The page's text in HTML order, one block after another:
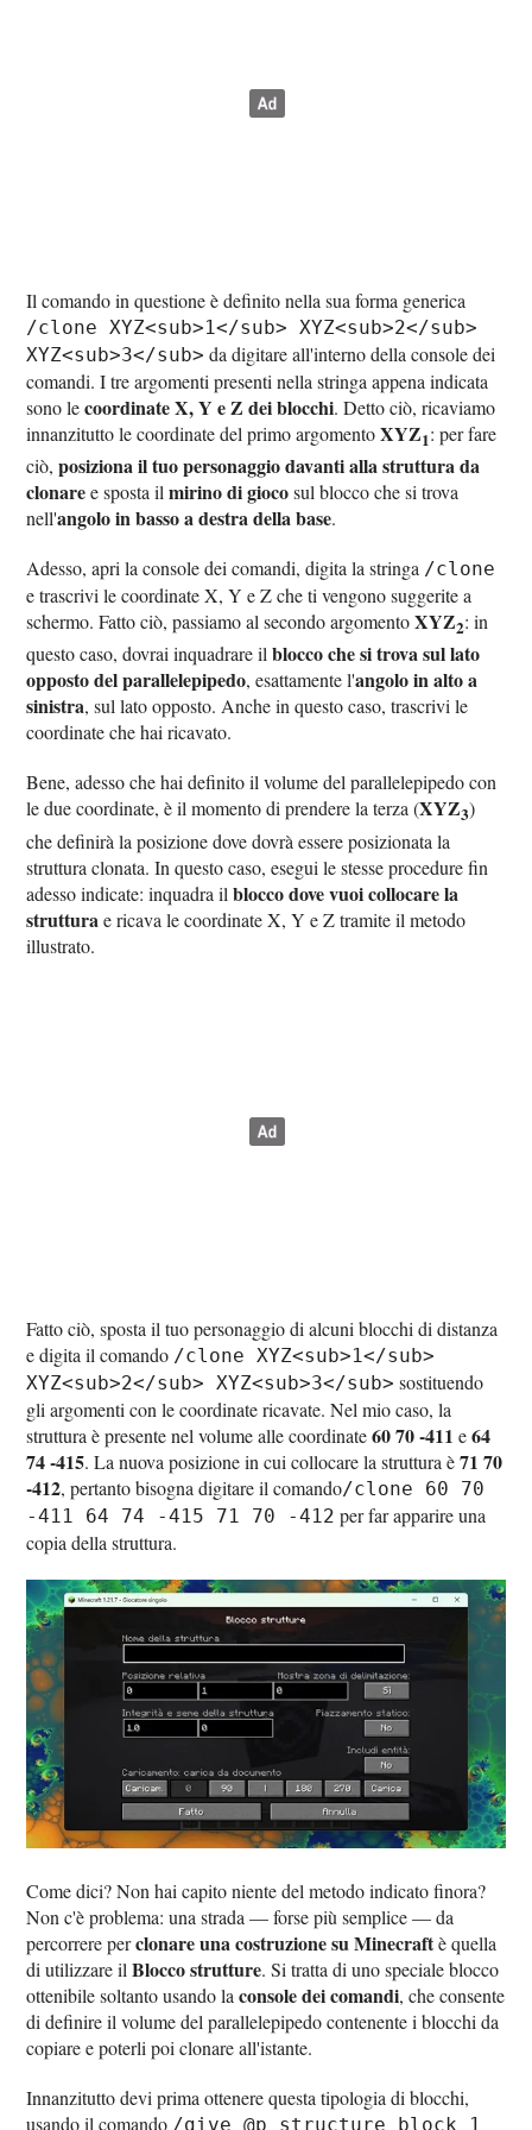
Il comando in questione è definito nella sua forma generica
/clone XYZ<sub>1</sub> XYZ<sub>2</sub>
XYZ<sub>3</sub> da digitare all'interno della console dei
comandi. I tre argomenti presenti nella stringa appena indicata
sono lecoordinate X, Y e Z dei blocchi. Detto ciò, ricaviamo
innanzitutto le coordinate del primo argomentoXYZ1: per fare
ciò,posiziona il tuo personaggio davanti alla struttura da
clonaree sposta ilmirino di giocosul blocco che si trova
nell'angolo in basso a destra della base.
Adesso, apri la console dei comandi, digita la stringa /clone
e trascrivi le coordinate X, Y e Z che ti vengono suggerite a
schermo. Fatto ciò, passiamo al secondo argomentoXYZ2: in
questo caso, dovrai inquadrare ilblocco che si trova sul lato
opposto del parallelepipedo, esattamente l'angolo in alto a
sinistra, sul lato opposto. Anche in questo caso, trascrivi le
coordinate che hai ricavato.
Bene, adesso che hai definito il volume del parallelepipedo con
le due coordinate, è il momento di prendere la terza (XYZ3)
che definirà la posizione dove dovrà essere posizionata la
struttura clonata. In questo caso, esegui le stesse procedure fin
adesso indicate: inquadra ilblocco dove vuoi collocare la
strutturae ricava le coordinate X, Y e Z tramite il metodo
illustrato.
Fatto ciò, sposta il tuo personaggio di alcuni blocchi di distanza
e digita il comando /clone XYZ<sub>1</sub>
XYZ<sub>2</sub> XYZ<sub>3</sub> sostituendo
gli argomenti con le coordinate ricavate. Nel mio caso, la
struttura è presente nel volume alle coordinate60 70 -411 e64
74 -415. La nuova posizione in cui collocare la struttura è71 70
-412, pertanto bisogna digitare il comando/clone 60 70
-411 64 74 -415 71 70 -412 per far apparire una
copia della struttura.
Come dici? Non hai capito niente del metodo indicato finora?
Non c'è problema: una strada — forse più semplice — da
percorrere perclonare una costruzione su Minecraftè quella
di utilizzare ilBlocco strutture. Si tratta di uno speciale blocco
ottenibile soltanto usando laconsole dei comandi, che consente
di definire il volume del parallelepipedo contenente i blocchi da
copiare e poterli poi clonare all'istante.
Innanzitutto devi prima ottenere questa tipologia di blocchi,
usando il comando /give @p structure_block 1